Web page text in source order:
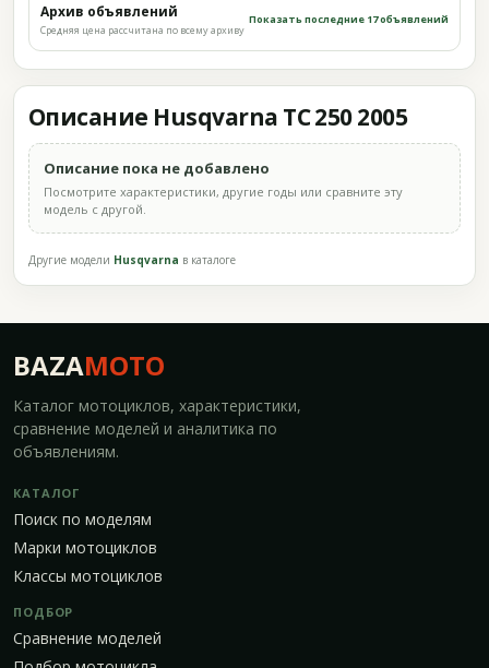
Архив объявлений
Средняя цена рассчитана по всему архиву
Показать последние 17 объявлений
Описание Husqvarna TC 250 2005
Описание пока не добавлено
Посмотрите характеристики, другие годы или сравните эту
модель с другой.
Другие модели Husqvarna в каталоге
BAZAMOTO
Каталог мотоциклов, характеристики,
сравнение моделей и аналитика по
объявлениям.
КАТАЛОГ
Поиск по моделям
Марки мотоциклов
Классы мотоциклов
ПОДБОР
Сравнение моделей